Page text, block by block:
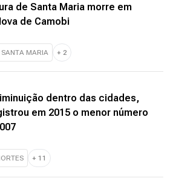
de Santa Maria morre em
de Camobi
SANTA MARIA + 2
dentro das cidades,
em 2015 o menor número
+ 11